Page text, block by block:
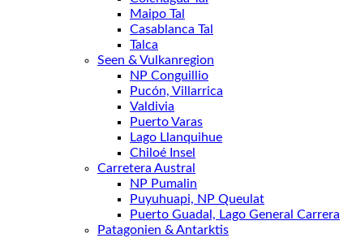
Maipo Tal
Casablanca Tal
Talca
Seen & Vulkanregion
NP Conguillio
Pucón, Villarrica
Valdivia
Puerto Varas
Lago Llanquihue
Chiloé Insel
Carretera Austral
NP Pumalin
Puyuhuapi, NP Queulat
Puerto Guadal, Lago General Carrera
Patagonien & Antarktis